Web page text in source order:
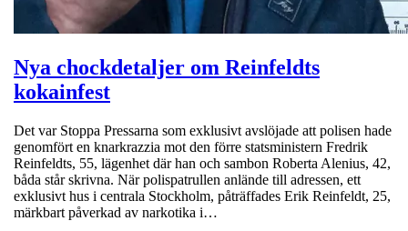
Nya chockdetaljer om Reinfeldts
kokainfest
Det var Stoppa Pressarna som exklusivt avslöjade att polisen hade
genomfört en knarkrazzia mot den förre statsministern Fredrik
Reinfeldts, 55, lägenhet där han och sambon Roberta Alenius, 42,
båda står skrivna. När polispatrullen anlände till adressen, ett
exklusivt hus i centrala Stockholm, påträffades Erik Reinfeldt, 25,
märkbart påverkad av narkotika i…